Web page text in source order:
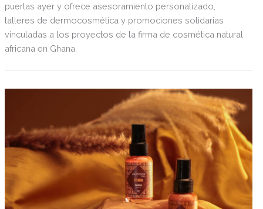
puertas ayer y ofrece asesoramiento personalizado,
talleres de dermocosmética y promociones solidarias
vinculadas a los proyectos de la firma de cosmética natural
africana en Ghana.